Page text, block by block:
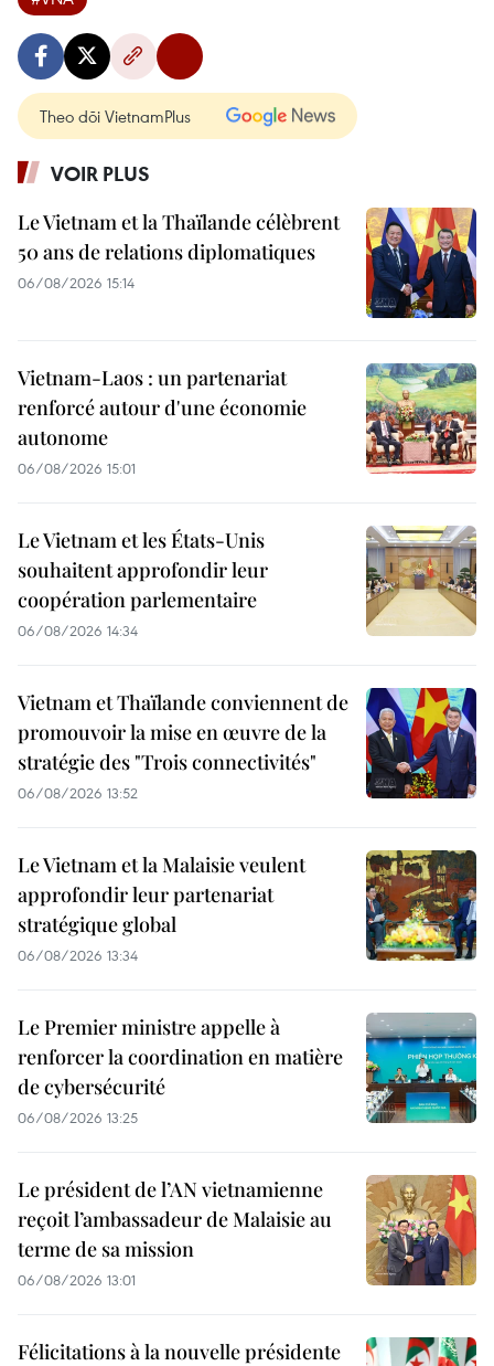
Theo dõi VietnamPlus
VOIR PLUS
Le Vietnam et la Thaïlande célèbrent
50 ans de relations diplomatiques
06/08/2026 15:14
Vietnam-Laos : un partenariat
renforcé autour d'une économie
autonome
06/08/2026 15:01
Le Vietnam et les États-Unis
souhaitent approfondir leur
coopération parlementaire
06/08/2026 14:34
Vietnam et Thaïlande conviennent de
promouvoir la mise en œuvre de la
stratégie des "Trois connectivités"
06/08/2026 13:52
Le Vietnam et la Malaisie veulent
approfondir leur partenariat
stratégique global
06/08/2026 13:34
Le Premier ministre appelle à
renforcer la coordination en matière
de cybersécurité
06/08/2026 13:25
Le président de l’AN vietnamienne
reçoit l’ambassadeur de Malaisie au
terme de sa mission
06/08/2026 13:01
Félicitations à la nouvelle présidente